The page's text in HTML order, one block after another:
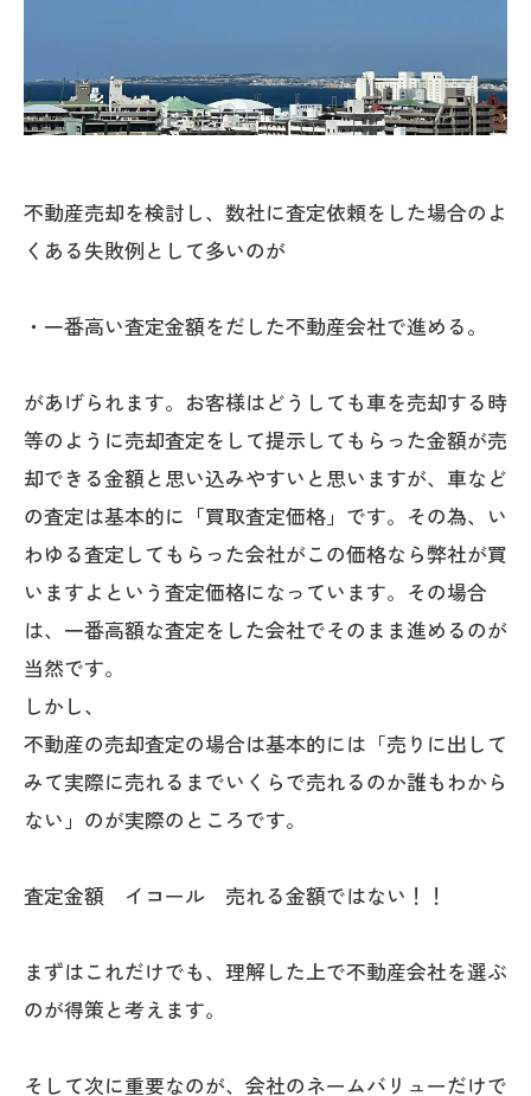
不動産売却を検討し、数社に査定依頼をした場合のよ
くある失敗例として多いのが
・一番高い査定金額をだした不動産会社で進める。
があげられます。お客様はどうしても車を売却する時
等のように売却査定をして提示してもらった金額が売
却できる金額と思い込みやすいと思いますが、車など
の査定は基本的に「買取査定価格」です。その為、い
わゆる査定してもらった会社がこの価格なら弊社が買
いますよという査定価格になっています。その場合
は、一番高額な査定をした会社でそのまま進めるのが
当然です。
しかし、
不動産の売却査定の場合は基本的には「売りに出して
みて実際に売れるまでいくらで売れるのか誰もわから
ない」のが実際のところです。
査定金額 イコール 売れる金額ではない！！
まずはこれだけでも、理解した上で不動産会社を選ぶ
のが得策と考えます。
そして次に重要なのが、会社のネームバリューだけで